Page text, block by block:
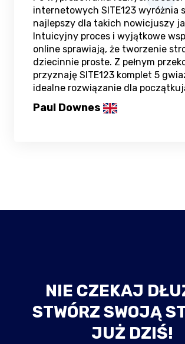
internetowych SITE123 wyróżnia
najlepszy dla takich nowicjuszy
Intuicyjny proces i wyjątkowe
online sprawiają, że tworzenie
dziecinnie proste. Z pełnym
przyznaję SITE123 komplet 5
idealne rozwiązanie dla
Paul Downes
NIE CZEKAJ
STWÓRZ SWOJĄ
JUŻ DZIŚ!